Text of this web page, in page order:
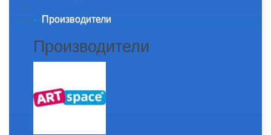
+- Производители
Производители